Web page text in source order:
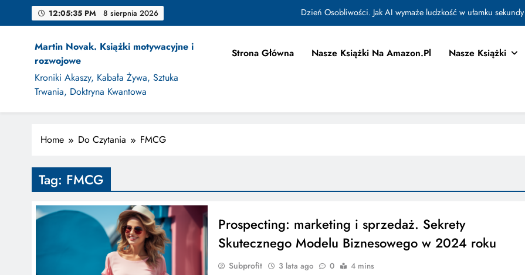
12:05:36 PM 8 sierpnia 2026
Dzień Osobliwości. Jak AI wymaże ludzkość w ułamku sekundy
Jak Projektować i Aktywować Myślokształty dla Osiągania Celów w Codziennym Życiu
Dzień Osobliwości. Jak AI wymaże ludzkość w ułamku sekundy
Martin Novak. Książki motywacyjne i
rozwojowe
Kroniki Akaszy, Kabała Żywa, Sztuka
Trwania, Doktryna Kwantowa
Strona Główna Nasze Książki Na Amazon.pl Nasze Książki
Home Do Czytania FMCG
Tag: FMCG
Prospecting: marketing i sprzedaż. Sekrety
Skutecznego Modelu Biznesowego w 2024 roku
Subprofit 3 lata ago 0 4 mins